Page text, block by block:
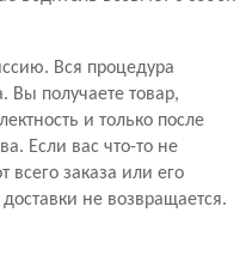
Вся процедура
Вы получаете товар,
и только после
Если вас что-то не
всего заказа или его
не возвращается.